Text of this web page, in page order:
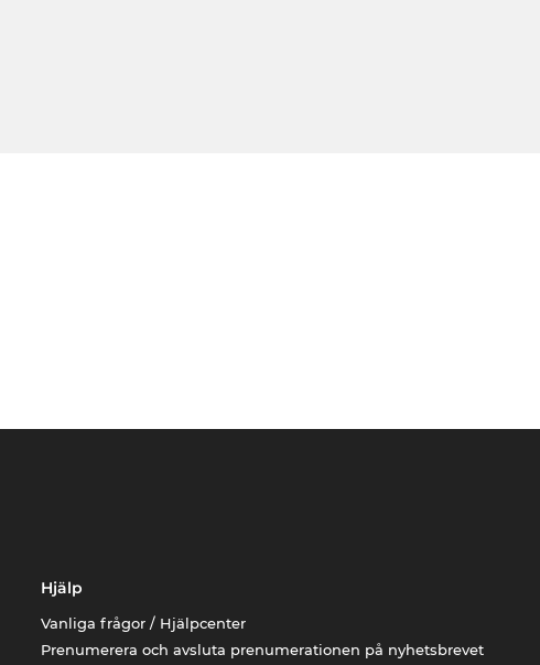
Hjälp
Vanliga frågor / Hjälpcenter
Prenumerera och avsluta prenumerationen på nyhetsbrevet